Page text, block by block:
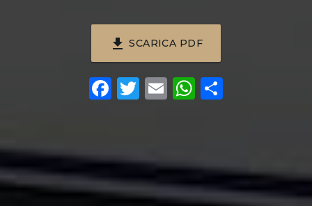
file_download SCARICA PDF
Facebook
Twitter
EmailWhatsApp